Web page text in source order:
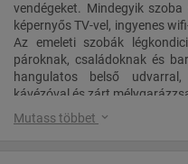
vendégeket. Mindegyik
képernyős TV-vel, ingyenes
Az emeleti szobák
pároknak, családoknak és
hangulatos belső
kávézóval és zárt
Egeraz ország egyik
Mutass többet